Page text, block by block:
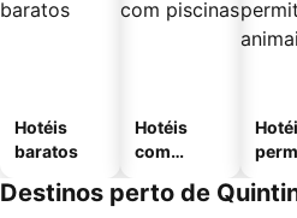
Hotéis
baratos
Hotéis
com
Destinos perto de